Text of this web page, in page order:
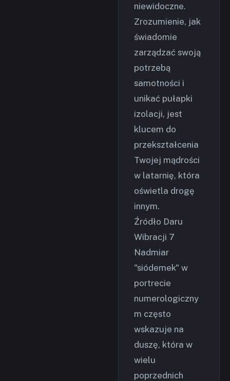
niewidoczne.
Zrozumienie, jak
świadomie
zarządzać swoją
potrzebą
samotności i
unikać pułapki
izolacji, jest
klucem do
przekształcenia
Twojej mądrości
w latarnię, która
oświetla drogę
innym.
Źródło Daru
Wibracji 7
Nadmiar
"siódemek" w
portrecie
numerologiczny
m często
wskazuje na
duszę, która w
wielu
poprzednich